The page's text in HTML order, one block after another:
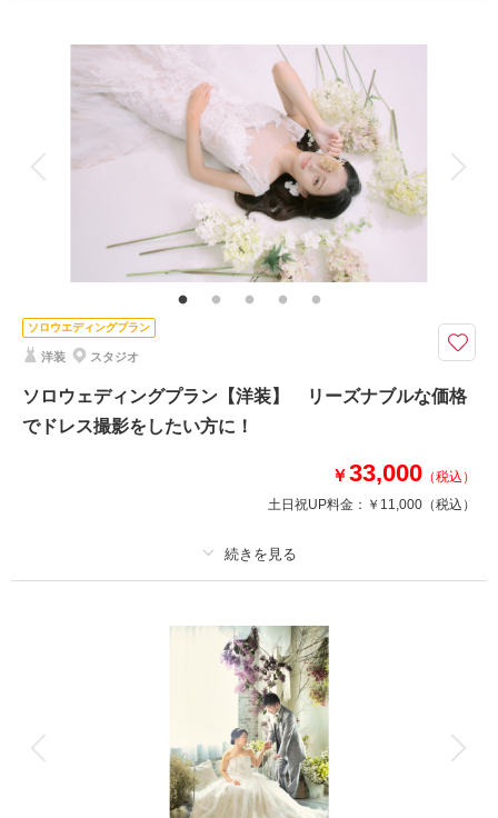
新婦衣装1着
着付け ヘアメイク
データ 120 カット 台紙付写真
会食 挙式
家族用衣装レンタル ペットと撮影
大切なペットと一緒に撮影してみたい！という願いも叶えます♪ご遠慮なく
ご相談ください♪
プラン内和装各1着・ヘアメイク・着付け・撮影料・修整データ120カット
が付いたロケーションフォトプラン♪おふたりのみの撮影はもちろん、大切
なペットとのお撮影もできちゃいます！！
相談予約する 撮影日の空き
を確認する
ソロウエディングプラン
洋装 スタジオ
ソロウェディングプラン【洋装】 リーズナブルな価格
でドレス撮影をしたい方に！
￥33,000 （税込）
土日祝UP料金： ￥11,000 （税込）
新婦衣装1着
ヘアメイク
データ 1 カット
会食
家族用衣装レンタル
お好きなドレスが着れちゃう♪記念日に♪頑張っているご自身へのご褒美に♪